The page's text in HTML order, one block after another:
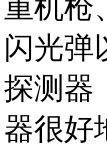
重机枪
闪光弹
探测器
器很好